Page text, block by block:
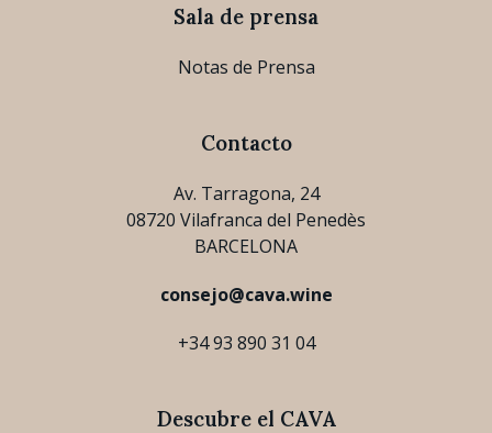
Sala de prensa
Notas de Prensa
Contacto
Av. Tarragona, 24
08720 Vilafranca del Penedès
BARCELONA
consejo@cava.wine
+34 93 890 31 04
Descubre el CAVA